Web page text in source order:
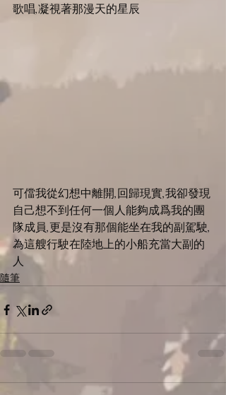
歌唱,凝視著那漫天的星辰
可儅我從幻想中離開,回歸現實,我卻發現
自己想不到任何一個人能夠成爲我的團
隊成員,更是沒有那個能坐在我的副駕駛,
為這艘行駛在陸地上的小船充當大副的
人
隨筆